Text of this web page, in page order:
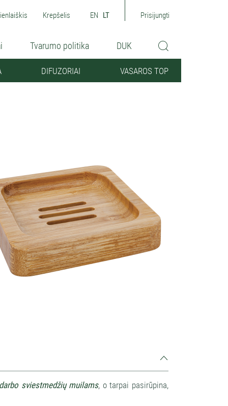
Krepšelis EN LT Prisijungti
Tvarumo politika DUK
DIFUZORIAI VASAROS TOP
sviestmedžių muilams, o tarpai pasirūpina,